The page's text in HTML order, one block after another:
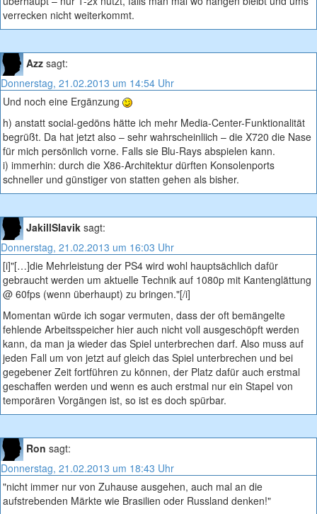
verrecken nicht weiterkommt.
Azz sagt:
Donnerstag, 21.02.2013 um 14:54 Uhr
Und noch eine Ergänzung
h) anstatt social-gedöns hätte ich mehr Media-Center-Funktionalität
begrüßt. Da hat jetzt also – sehr wahrscheinliich – die X720 die Nase
für mich persönlich vorne. Falls sie Blu-Rays abspielen kann.
i) immerhin: durch die X86-Architektur dürften Konsolenports
schneller und günstiger von statten gehen als bisher.
JakillSlavik sagt:
Donnerstag, 21.02.2013 um 16:03 Uhr
[i]"[…]die Mehrleistung der PS4 wird wohl hauptsächlich dafür
gebraucht werden um aktuelle Technik auf 1080p mit Kantenglättung
@ 60fps (wenn überhaupt) zu bringen."[/i]
Momentan würde ich sogar vermuten, dass der oft bemängelte
fehlende Arbeitsspeicher hier auch nicht voll ausgeschöpft werden
kann, da man ja wieder das Spiel unterbrechen darf. Also muss auf
jeden Fall um von jetzt auf gleich das Spiel unterbrechen und bei
gegebener Zeit fortführen zu können, der Platz dafür auch erstmal
geschaffen werden und wenn es auch erstmal nur ein Stapel von
temporären Vorgängen ist, so ist es doch spürbar.
Ron sagt:
Donnerstag, 21.02.2013 um 18:43 Uhr
"nicht immer nur von Zuhause ausgehen, auch mal an die
aufstrebenden Märkte wie Brasilien oder Russland denken!"